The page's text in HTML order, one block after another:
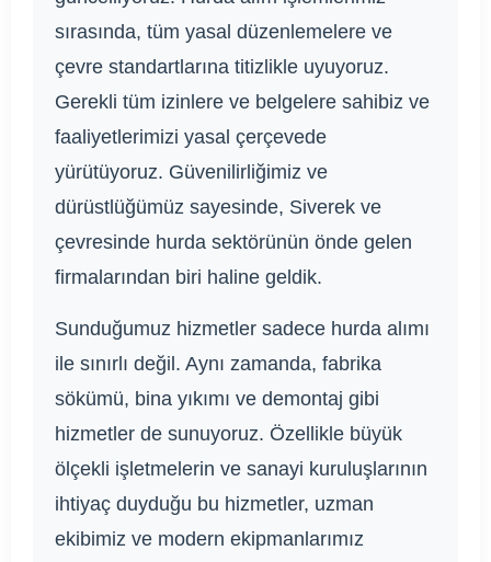
sırasında, tüm yasal düzenlemelere ve
çevre standartlarına titizlikle uyuyoruz.
Gerekli tüm izinlere ve belgelere sahibiz ve
faaliyetlerimizi yasal çerçevede
yürütüyoruz. Güvenilirliğimiz ve
dürüstlüğümüz sayesinde, Siverek ve
çevresinde hurda sektörünün önde gelen
firmalarından biri haline geldik.
Sunduğumuz hizmetler sadece hurda alımı
ile sınırlı değil. Aynı zamanda, fabrika
sökümü, bina yıkımı ve demontaj gibi
hizmetler de sunuyoruz. Özellikle büyük
ölçekli işletmelerin ve sanayi kuruluşlarının
ihtiyaç duyduğu bu hizmetler, uzman
ekibimiz ve modern ekipmanlarımız